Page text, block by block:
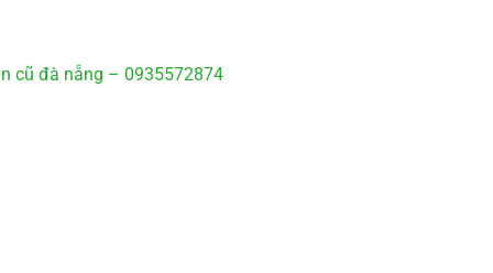
cũ đà nẵng – 0935572874